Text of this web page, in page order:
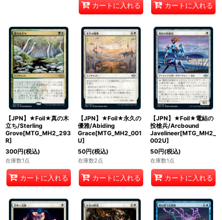
カートに入れる カートに入れる
【JPN】★Foil★真の木
立ち/Sterling
Grove[MTG_MH2_293
R]
300円(税込)
在庫数1点
カートに入れる
【JPN】★Foil★永久の
優雅/Abiding
Grace[MTG_MH2_001
U]
50円(税込)
在庫数2点
カートに入れる
【JPN】★Foil★電結の
投槍兵/Arcbound
Javelineer[MTG_MH2_
002U]
50円(税込)
在庫数1点
カートに入れる